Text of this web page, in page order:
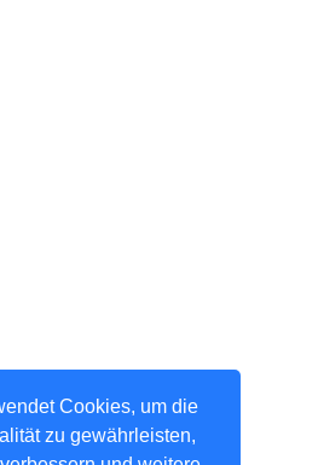
Cookies, um die
zu gewährleisten,